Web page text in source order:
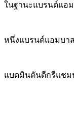
ในฐานะแบรนด์แอ
หนึ่งแบรนด์แอมบา
แบดมินตันดีกรีแชม